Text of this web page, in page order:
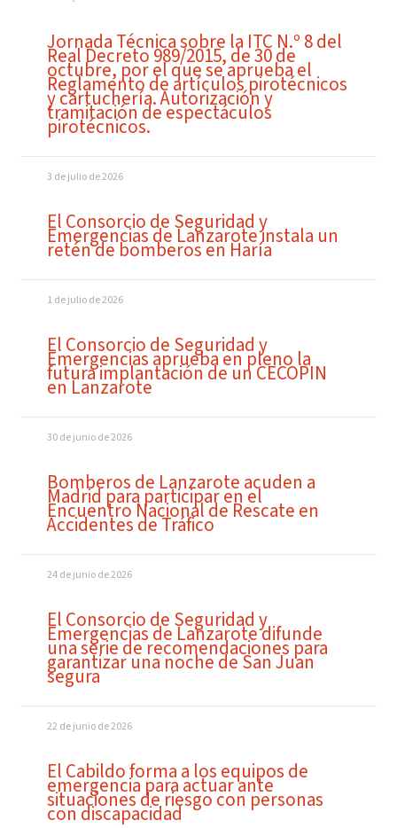
Jornada Técnica sobre la ITC N.º 8 del
Real Decreto 989/2015, de 30 de
octubre, por el que se aprueba el
Reglamento de artículos pirotécnicos
y cartuchería. Autorización y
tramitación de espectáculos
pirotécnicos.
3 de julio de 2026
El Consorcio de Seguridad y
Emergencias de Lanzarote instala un
retén de bomberos en Haría
1 de julio de 2026
El Consorcio de Seguridad y
Emergencias aprueba en pleno la
futura implantación de un CECOPIN
en Lanzarote
30 de junio de 2026
Bomberos de Lanzarote acuden a
Madrid para participar en el
Encuentro Nacional de Rescate en
Accidentes de Tráfico
24 de junio de 2026
El Consorcio de Seguridad y
Emergencias de Lanzarote difunde
una serie de recomendaciones para
garantizar una noche de San Juan
segura
22 de junio de 2026
El Cabildo forma a los equipos de
emergencia para actuar ante
situaciones de riesgo con personas
con discapacidad